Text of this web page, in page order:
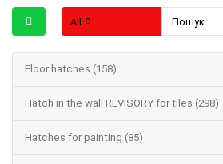
All
Floor hatches (158)
Hatch in the wall REVISORY for tiles (298)
Hatches for painting (85)